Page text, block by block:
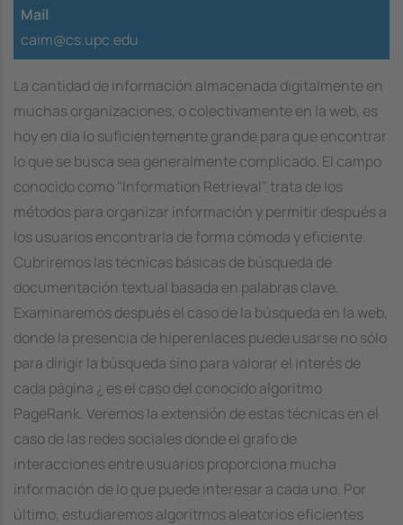
Mail
caim@cs.upc.edu
La cantidad de información almacenada digitalmente en
muchas organizaciones, o colectivamente en la web, es
hoy en día lo suficientemente grande para que encontrar
lo que se busca sea generalmente complicado. El campo
conocido como "Information Retrieval" trata de los
métodos para organizar información y permitir después a
los usuarios encontrarla de forma cómoda y eficiente.
Cubriremos las técnicas básicas de búsqueda de
documentación textual basada en palabras clave.
Examinaremos después el caso de la búsqueda en la web,
donde la presencia de hiperenlaces puede usarse no sólo
para dirigir la búsqueda sino para valorar el interés de
cada página ¿ es el caso del conocido algoritmo
PageRank. Veremos la extensión de estas técnicas en el
caso de las redes sociales donde el grafo de
interacciones entre usuarios proporciona mucha
información de lo que puede interesar a cada uno. Por
último, estudiaremos algoritmos aleatorios eficientes